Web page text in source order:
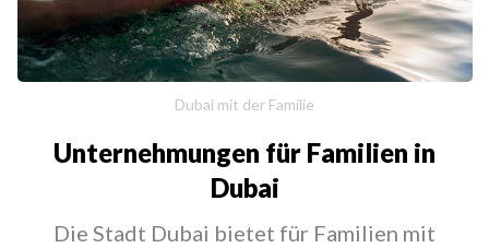
Dubai mit der Familie
Unternehmungen für Familien in
Dubai
Die Stadt Dubai bietet für Familien mit